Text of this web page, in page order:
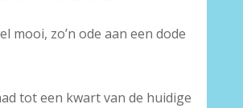
mooi, zo’n ode aan een dode
tot een kwart van de huidige